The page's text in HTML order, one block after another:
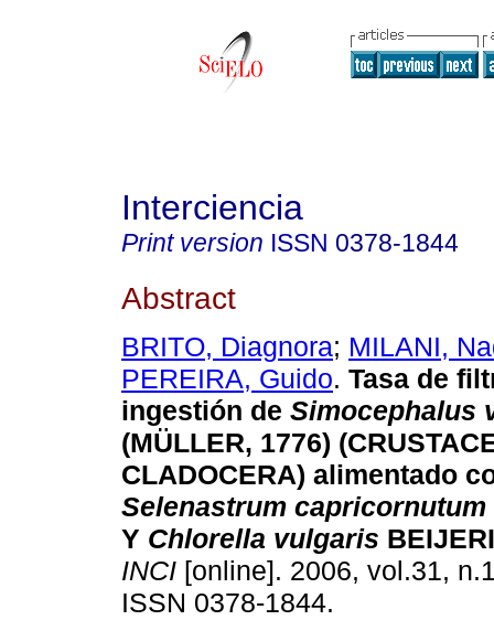
Interciencia
Print version ISSN 0378-1844
Abstract
BRITO, Diagnora; MILANI,
PEREIRA, Guido. Tasa de
ingestión de Simocephalus
(MÜLLER, 1776)
CLADOCERA) alimentado
Selenastrum capricornutum
Y Chlorella vulgaris
INCI [online]. 2006, vol.31,
ISSN 0378-1844.